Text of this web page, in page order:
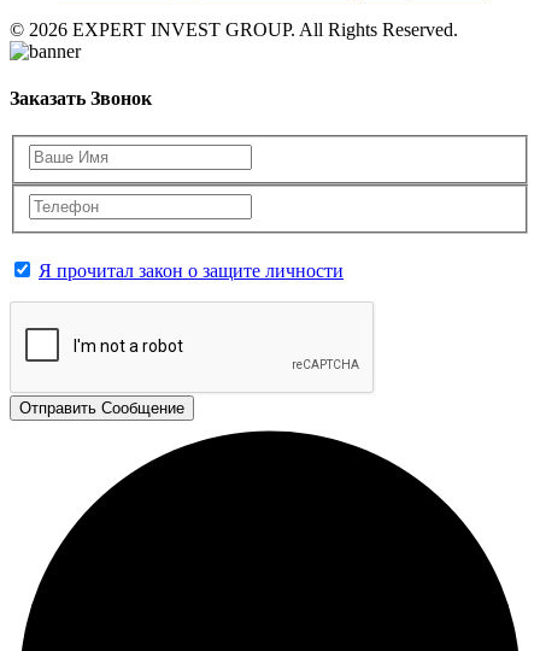
© 2026 EXPERT INVEST GROUP. All Rights Reserved.
Заказать Звонок
Я прочитал закон о защите личности
Отправить Сообщение